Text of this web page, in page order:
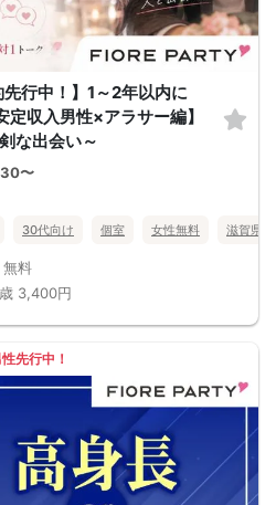
先行中！】1～2年以内に
収入男性×アラサー編】
な出会い～
〜
30代向け 個室 女性無料 滋賀県
無料
3,400円
先行中！